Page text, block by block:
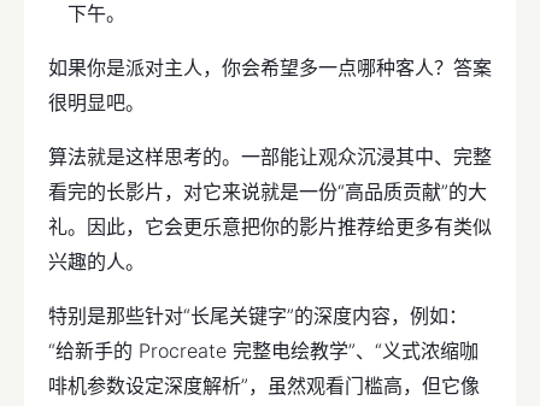
下午。
如果你是派对主人，你会希望多一点哪种客人？答案
很明显吧。
算法就是这样思考的。一部能让观众沉浸其中、完整
看完的长影片，对它来说就是一份“高品质贡献”的大
礼。因此，它会更乐意把你的影片推荐给更多有类似
兴趣的人。
特别是那些针对“长尾关键字”的深度内容，例如：
“给新手的 Procreate 完整电绘教学”、“义式浓缩咖
啡机参数设定深度解析”，虽然观看门槛高，但它像